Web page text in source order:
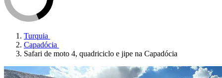
Turquia
Capadócia
Safari de moto 4, quadriciclo e jipe na Capadócia